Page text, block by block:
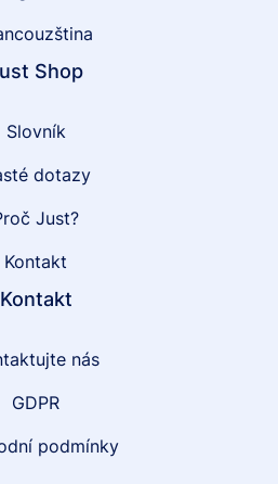
Shop
Slovník
dotazy
Just?
Kontakt
Kontakt
nás
GDPR
podmínky